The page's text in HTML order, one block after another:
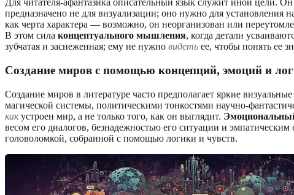
Для читателя-афантазика описательный язык служит иной цели.
предназначено не для визуализации; оно нужно для установления
как черта характера — возможно, он неорганизован или
В этом сила концептуального мышления, когда детали
зубчатая и заснеженная; ему не нужно видеть ее, чтобы понять ее
Создание миров с помощью концепций, эмоций и
Создание миров в литературе часто предполагает яркие
магической системы, политическими тонкостями научно-
какустроен мир, а не только того, как он выглядит.
весом его диалогов, безнадежностью его ситуации и
головоломкой, собранной с помощью логики и чувств.